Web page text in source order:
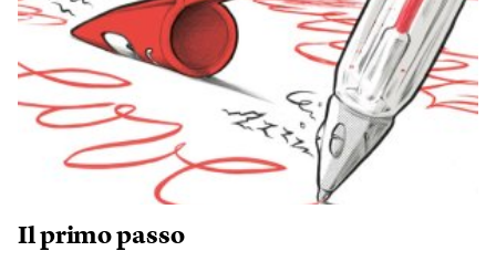
Il primo passo